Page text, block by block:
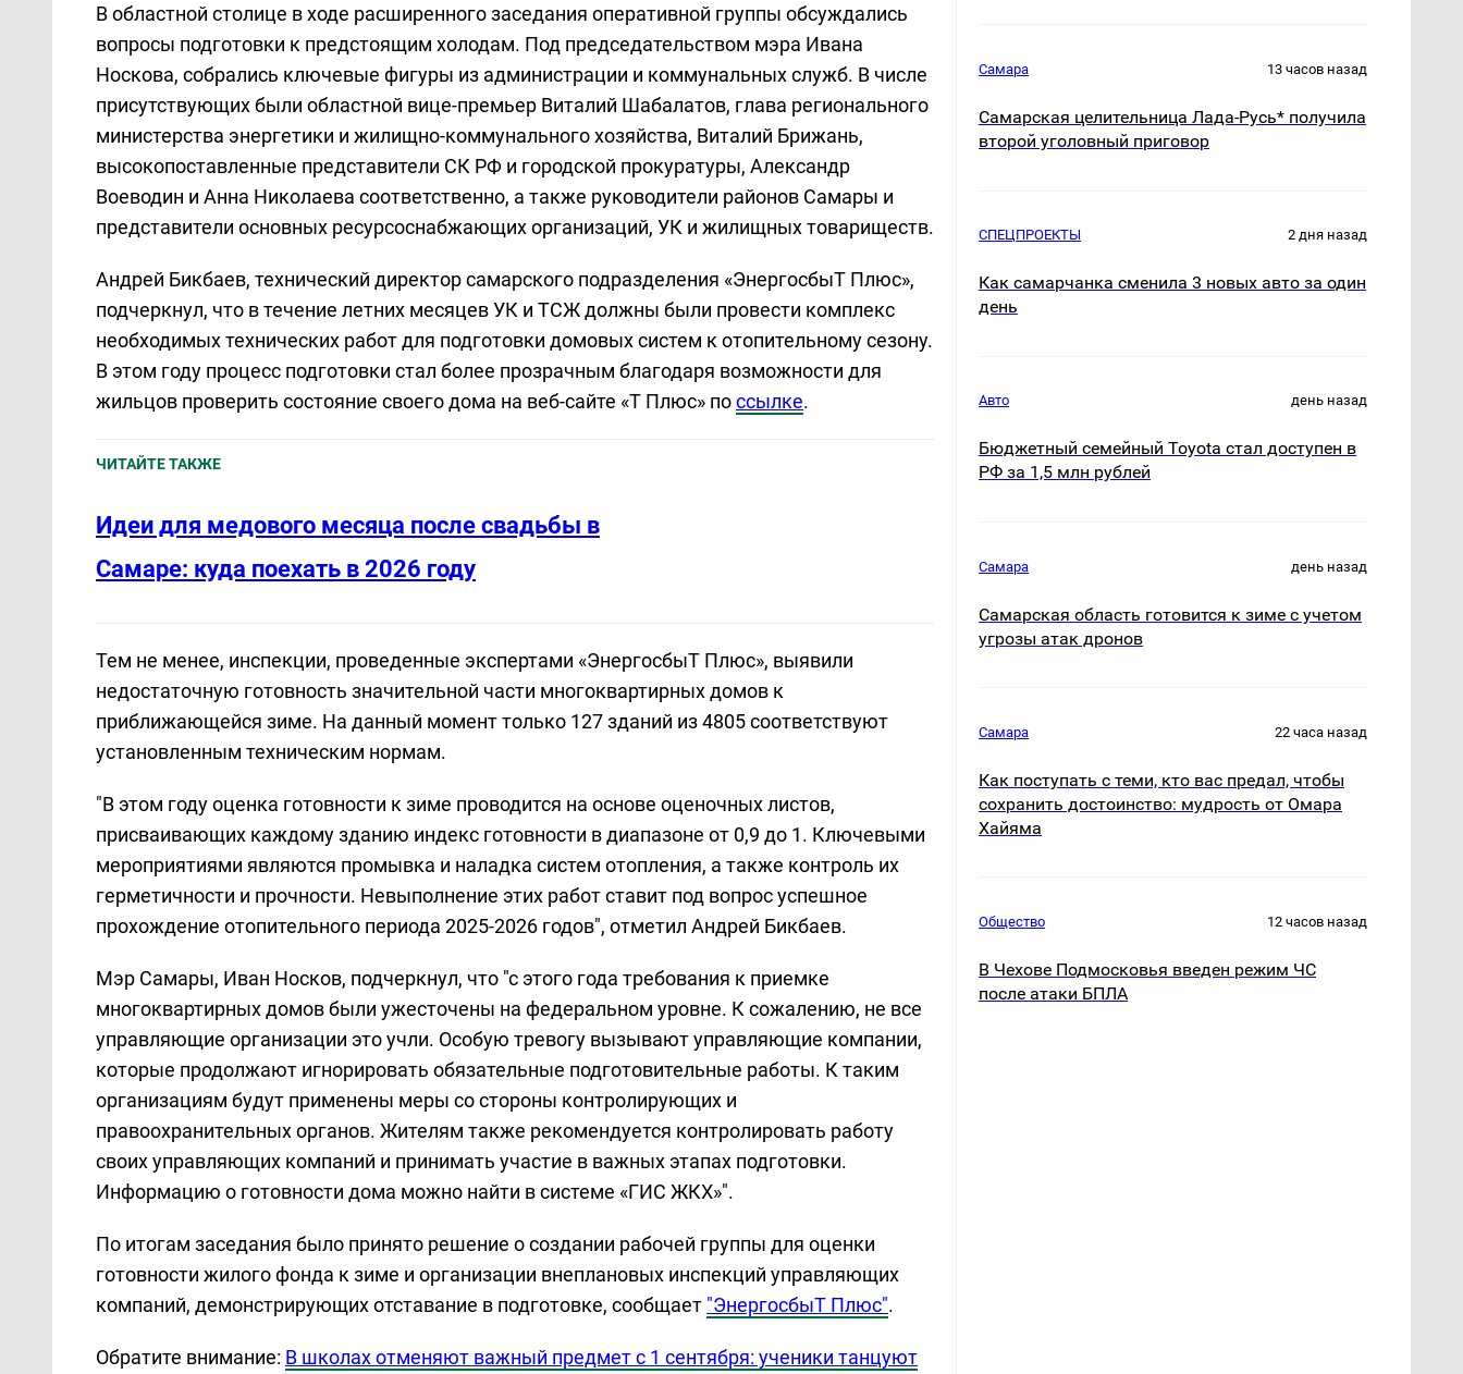
В областной столице в ходе расширенного заседания оперативной группы обсуждались
вопросы подготовки к предстоящим холодам. Под председательством мэра Ивана
Носкова, собрались ключевые фигуры из администрации и коммунальных служб. В числе
присутствующих были областной вице-премьер Виталий Шабалатов, глава регионального
министерства энергетики и жилищно-коммунального хозяйства, Виталий Брижань,
высокопоставленные представители СК РФ и городской прокуратуры, Александр
Воеводин и Анна Николаева соответственно, а также руководители районов Самары и
представители основных ресурсоснабжающих организаций, УК и жилищных товариществ.
Андрей Бикбаев, технический директор самарского подразделения «ЭнергосбыТ Плюс»,
подчеркнул, что в течение летних месяцев УК и ТСЖ должны были провести комплекс
необходимых технических работ для подготовки домовых систем к отопительному сезону.
В этом году процесс подготовки стал более прозрачным благодаря возможности для
жильцов проверить состояние своего дома на веб-сайте «Т Плюс» поссылке.
ЧИТАЙТЕ ТАКЖЕ
Идеи для медового месяца после свадьбы в
Самаре: куда поехать в 2026 году
Тем не менее, инспекции, проведенные экспертами «ЭнергосбыТ Плюс», выявили
недостаточную готовность значительной части многоквартирных домов к
приближающейся зиме. На данный момент только 127 зданий из 4805 соответствуют
установленным техническим нормам.
"В этом году оценка готовности к зиме проводится на основе оценочных листов,
присваивающих каждому зданию индекс готовности в диапазоне от 0,9 до 1. Ключевыми
мероприятиями являются промывка и наладка систем отопления, а также контроль их
герметичности и прочности. Невыполнение этих работ ставит под вопрос успешное
прохождение отопительного периода 2025-2026 годов", отметил Андрей Бикбаев.
Мэр Самары, Иван Носков, подчеркнул, что "с этого года требования к приемке
многоквартирных домов были ужесточены на федеральном уровне. К сожалению, не все
управляющие организации это учли. Особую тревогу вызывают управляющие компании,
которые продолжают игнорировать обязательные подготовительные работы. К таким
организациям будут применены меры со стороны контролирующих и
правоохранительных органов. Жителям также рекомендуется контролировать работу
своих управляющих компаний и принимать участие в важных этапах подготовки.
Информацию о готовности дома можно найти в системе «ГИС ЖКХ»".
По итогам заседания было принято решение о создании рабочей группы для оценки
готовности жилого фонда к зиме и организации внеплановых инспекций управляющих
компаний, демонстрирующих отставание в подготовке, сообщает "ЭнергосбыТ Плюс".
Обратите внимание: В школах отменяют важный предмет с 1 сентября: ученики танцуют
Самара 13 часов назад
Самарская целительница Лада-Русь* получила
второй уголовный приговор
СПЕЦПРОЕКТЫ 2 дня назад
Как самарчанка сменила 3 новых авто за один
день
Авто день назад
Бюджетный семейный Toyota стал доступен в
РФ за 1,5 млн рублей
Самара день назад
Самарская область готовится к зиме с учетом
угрозы атак дронов
Самара 22 часа назад
Как поступать с теми, кто вас предал, чтобы
сохранить достоинство: мудрость от Омара
Хайяма
Общество 12 часов назад
В Чехове Подмосковья введен режим ЧС
после атаки БПЛА